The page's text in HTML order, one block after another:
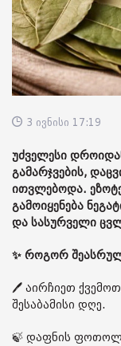
3 ივნისი 17:19
უძველესი
გამარჯვების,
ითვლებოდა.
გამოიყენება
და სასურველი
✨ როგორ
🖊 აირჩიეთ
შესაბამისი დღე.
🍃 დაფნის